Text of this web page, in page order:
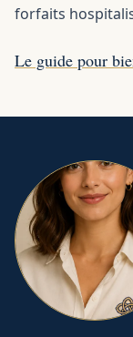
forfaits
Le guide pour